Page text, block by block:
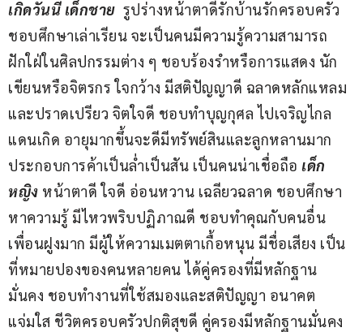
เกิดวันนี้ เด็กชาย
  รูปร่างหน้าตาดีรักบ้านรักครอบครัว
ชอบศึกษาเล่าเรียน จะเป็นคนมีความรู้ความสามารถ
ฝักใฝ่ในศิลปกรรมต่าง ๆ ชอบร้องรำหรือการแสดง นัก
เขียนหรือจิตรกร ใจกว้าง มีสติปัญญาดี ฉลาดหลักแหลม
และปราดเปรียว จิตใจดี ชอบทำบุญกุศล ไปเจริญไกล
แดนเกิด อายุมากขึ้นจะดีมีทรัพย์สินและลูกหลานมาก
ประกอบการค้าเป็นล่ำเป็นสัน เป็นคนน่าเชื่อถือ เด็ก
หญิง หน้าตาดี ใจดี อ่อนหวาน เฉลียวฉลาด ชอบศึกษา
หาความรู้ มีไหวพริบปฏิภาณดี ชอบทำคุณกับคนอื่น
เพื่อนฝูงมาก มีผู้ให้ความเมตตาเกื้อหนุน มีชื่อเสียง เป็น
ที่หมายปองของคนหลายคน ได้คู่ครองที่มีหลักฐาน
มั่นคง ชอบทำงานที่ใช้สมองและสติปัญญา อนาคต
แจ่มใส ชีวิตครอบครัวปกติสุขดี คู่ครองมีหลักฐานมั่นคง